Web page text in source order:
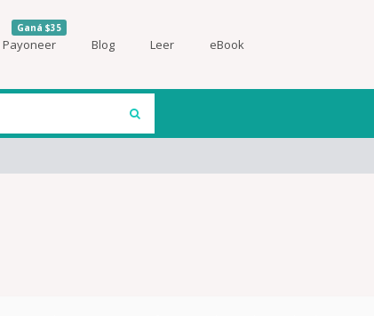
Payoneer
Ganá $35
Blog Leer eBook